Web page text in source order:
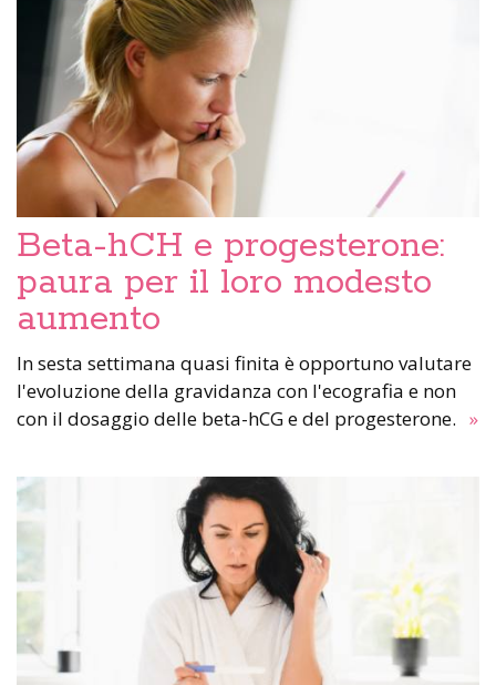
Beta-hCH e progesterone:
paura per il loro modesto
aumento
In sesta settimana quasi finita è opportuno valutare
l'evoluzione della gravidanza con l'ecografia e non
con il dosaggio delle beta-hCG e del progesterone. »